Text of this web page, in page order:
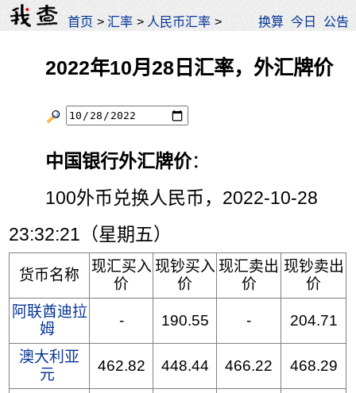
首页 >汇率 > 人民币汇率 > 换算 今日 公告
2022年10月28日汇率，外汇牌价
中国银行外汇牌价：
100外币兑换人民币，2022-10-28
23:32:21（星期五）
货币名称
现汇买入
价
现钞买入
价
现汇卖出
价
现钞卖出
价
阿联酋迪拉
姆
- 190.55 - 204.71
澳大利亚
元
462.82 448.44 466.22 468.29